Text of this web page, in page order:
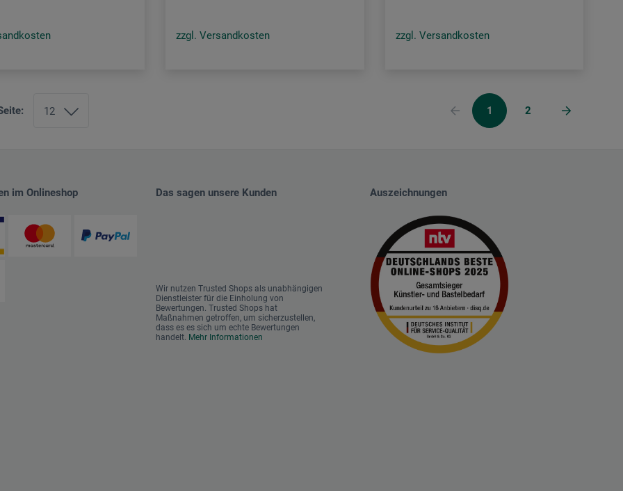
zzgl. Versandkosten zzgl. Versandkosten
1 2
im Onlineshop Das sagen unsere Kunden
Wir nutzen Trusted Shops als unabhängigen
Dienstleister für die Einholung von
Bewertungen. Trusted Shops hat
Maßnahmen getroffen, um sicherzustellen,
dass es es sich um echte Bewertungen
handelt. Mehr Informationen
Auszeichnungen